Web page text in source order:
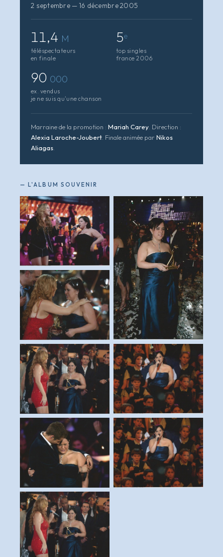
2 septembre — 16 décembre 2005
11,4 M
téléspectateurs
en finale
5ᵉ
top singles
france 2006
90 000
ex. vendus
je ne suis qu'une chanson
Marraine de la promotion : Mariah Carey . Direction :
Alexia Laroche-Joubert . Finale animée par Nikos
Aliagas
— L'ALBUM SOUVENIR
duo avec mariah carey
victoire · 16 décembre
2005
félicitations de mariah
carey
la promotion 5 en chœur
instant d'émotion